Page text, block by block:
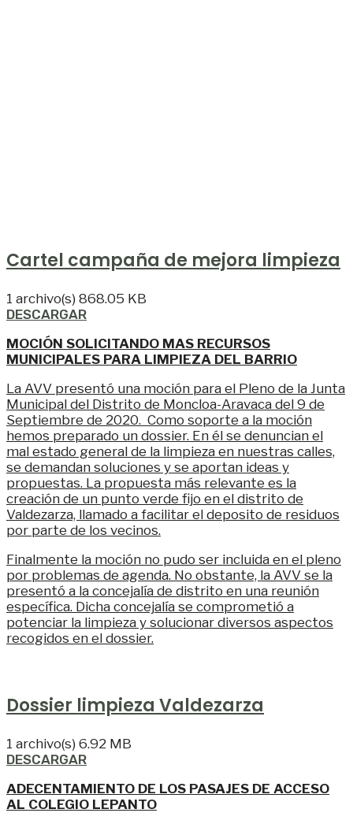
Cartel campaña de mejora limpieza
1 archivo(s) 868.05 KB
DESCARGAR
MOCIÓN SOLICITANDO MAS RECURSOS
MUNICIPALES PARA LIMPIEZA DEL BARRIO
La AVV presentó una moción para el Pleno de la Junta
Municipal del Distrito de Moncloa-Aravaca del 9 de
Septiembre de 2020. Como soporte a la moción
hemos preparado un dossier. En él se denuncian el
mal estado general de la limpieza en nuestras calles,
se demandan soluciones y se aportan ideas y
propuestas. La propuesta más relevante es la
creación de un punto verde fijo en el distrito de
Valdezarza, llamado a facilitar el deposito de residuos
por parte de los vecinos.
Finalmente la moción no pudo ser incluida en el pleno
por problemas de agenda. No obstante, la AVV se la
presentó a la concejalía de distrito en una reunión
específica. Dicha concejalía se comprometió a
potenciar la limpieza y solucionar diversos aspectos
recogidos en el dossier.
Dossier limpieza Valdezarza
1 archivo(s) 6.92 MB
DESCARGAR
ADECENTAMIENTO DE LOS PASAJES DE ACCESO
AL COLEGIO LEPANTO